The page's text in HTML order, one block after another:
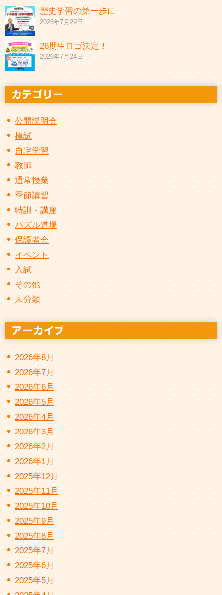
歴史学習の第一歩に
2026年7月29日
26期生ロゴ決定！
2026年7月24日
公開説明会
模試
自宅学習
教師
通常授業
季節講習
特訓・講座
パズル道場
保護者会
イベント
入試
その他
未分類
2026年8月
2026年7月
2026年6月
2026年5月
2026年4月
2026年3月
2026年2月
2026年1月
2025年12月
2025年11月
2025年10月
2025年9月
2025年8月
2025年7月
2025年6月
2025年5月